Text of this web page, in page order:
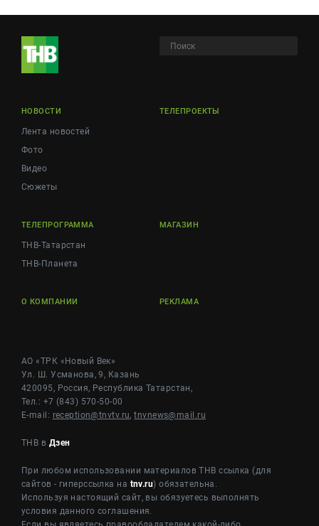
НОВОСТИ
Лента новостей
Фото
Видео
Сюжеты
ТЕЛЕПРОЕКТЫ
ТЕЛЕПРОГРАММА
ТНВ-Татарстан
ТНВ-Планета
МАГАЗИН
О КОМПАНИИ РЕКЛАМА
АО «ТРК «Новый Век»
Ул. Ш. Усманова, 9, Казань
420095, Россия, Республика Татарстан,
Тел.: +7 (843) 570-50-00
E-mail: reception@tnvtv.ru,tnvnews@mail.ru
ТНВ в Дзен
При любом использовании материалов ТНВ ссылка (для
сайтов - гиперссылка на tnv.ru) обязательна.
Используя настоящий сайт, вы обязуетесь выполнять
условия данного соглашения.